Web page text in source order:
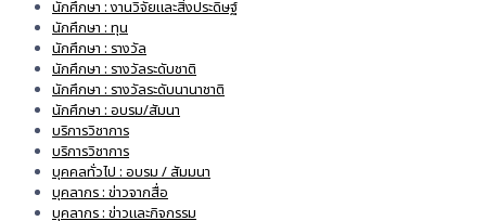
นักศึกษา : งานวิจัยและสิ่งประดิษฐ์
นักศึกษา : ทุน
นักศึกษา : รางวัล
นักศึกษา : รางวัลระดับชาติ
นักศึกษา : รางวัลระดับนานาชาติ
นักศึกษา : อบรม/สัมนา
บริการวิชาการ
บริการวิชาการ
บุคคลทั่วไป : อบรม / สัมมนา
บุคลากร : ข่าวจากสื่อ
บุคลากร : ข่าวและกิจกรรม